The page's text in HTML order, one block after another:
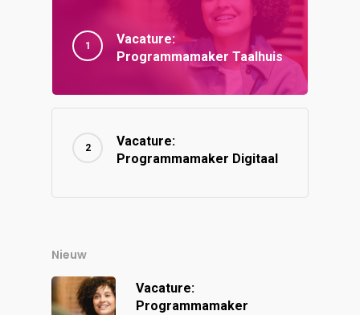
Vacature:
Programmamaker Taalhuis
Vacature:
Programmamaker Digitaal
Nieuw
Vacature:
Programmamaker